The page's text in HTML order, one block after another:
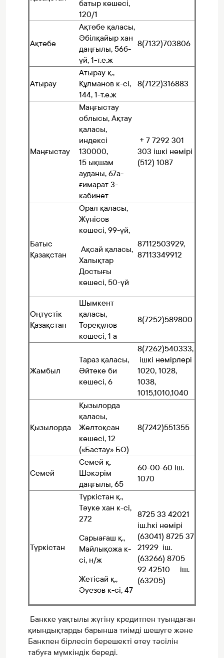
батыр көшесі,
120/1
Ақтөбе
Ақтөбе қаласы,
Әбілқайыр хан
даңғылы, 56б-
үй, 1-т.е.ж
8(7132)703806
Атырау
Атырау қ.,
Құлманов к-сі,
144, 1-т.е.ж
8(7122)316883
Маңғыстау
Маңғыстау
облысы, Ақтау
қаласы,
индексі
130000,
15 ықшам
ауданы, 67а-
ғимарат 3-
кабинет
+ 7 7292 301
303 ішкі нөмірі
(512) 1087
Батыс
Қазақстан
Орал қаласы,
Жүнісов
көшесі, 99-үй,
Ақсай қаласы,
Халықтар
Достығы
көшесі, 50-үй
87112503929,
87113349912
Оңтүстік
Қазақстан
Шымкент
қаласы,
Төреқұлов
көшесі, 1 а
8(7252)589800
Жамбыл
Тараз қаласы,
Әйтеке би
көшесі, 6
8(7262)540333,
ішкі нөмірлері
1020, 1028,
1038,
1015,1010,1040
Қызылорда
Қызылорда
қаласы,
Желтоқсан
көшесі, 12
(«Бастау» БО)
8(7242)551355
Семей
Семей қ.
Шәкәрім
даңғылы, 65
60-00-60 іш.
1070
Түркістан
Түркістан қ.,
Тәуке хан к-сі,
272
Сарыағаш қ.,
Майлықожа к-
сі, н/ж
Жетісай қ.,
Әуезов к-сі, 47
8725 33 42021
іш.һкі нөмірі
(63041) 8725 37
21929 іш.
(63266) 8705
92 42510 іш.
(63205)
Банкке уақтылы жүгіну кредитпен туындаған
қиындықтарды барынша тиімді шешуге және
Банкпен бірлесіп берешекті өтеу тәсілін
табуға мүмкіндік береді.